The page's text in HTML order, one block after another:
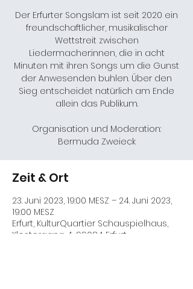
Der Erfurter Songslam ist seit 2020 ein
freundschaftlicher, musikalischer
Wettstreit zwischen
Liedermacher:innen, die in acht
Minuten mit ihren Songs um die Gunst
der Anwesenden buhlen. Über den
Sieg entscheidet natürlich am Ende
allein das Publikum.
Organisation und Moderation:
Bermuda Zweieck
Zeit & Ort
23. Juni 2023, 19:00 MESZ – 24. Juni 2023,
19:00 MESZ
Erfurt, KulturQuartier Schauspielhaus,
Klostergang 4, 99084 Erfurt,